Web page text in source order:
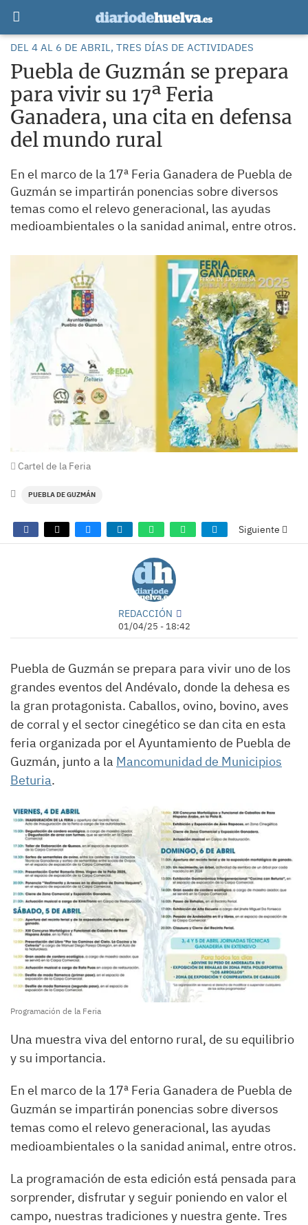
DEL 4 AL 6 DE ABRIL, TRES DÍAS DE ACTIVIDADES
Puebla de Guzmán se prepara
para vivir su 17ª Feria
Ganadera, una cita en defensa
del mundo rural
En el marco de la 17ª Feria Ganadera de Puebla de
Guzmán se impartirán ponencias sobre diversos
temas como el relevo generacional, las ayudas
medioambientales o la sanidad animal, entre otros.
Cartel de la Feria
PUEBLA DE GUZMÁN
Siguiente
REDACCIÓN
01/04/25 - 18:42
Puebla de Guzmán se prepara para vivir uno de los
grandes eventos del Andévalo, donde la dehesa es
la gran protagonista. Caballos, ovino, bovino, aves
de corral y el sector cinegético se dan cita en esta
feria organizada por el Ayuntamiento de Puebla de
Guzmán, junto a la Mancomunidad de Municipios
Beturia.
Programación de la Feria
Una muestra viva del entorno rural, de su equilibrio
y su importancia.
En el marco de la 17ª Feria Ganadera de Puebla de
Guzmán se impartirán ponencias sobre diversos
temas como el relevo generacional, las ayudas
medioambientales o la sanidad animal, entre otros.
La programación de esta edición está pensada para
sorprender, disfrutar y seguir poniendo en valor el
campo, nuestras tradiciones y nuestra gente. Tres